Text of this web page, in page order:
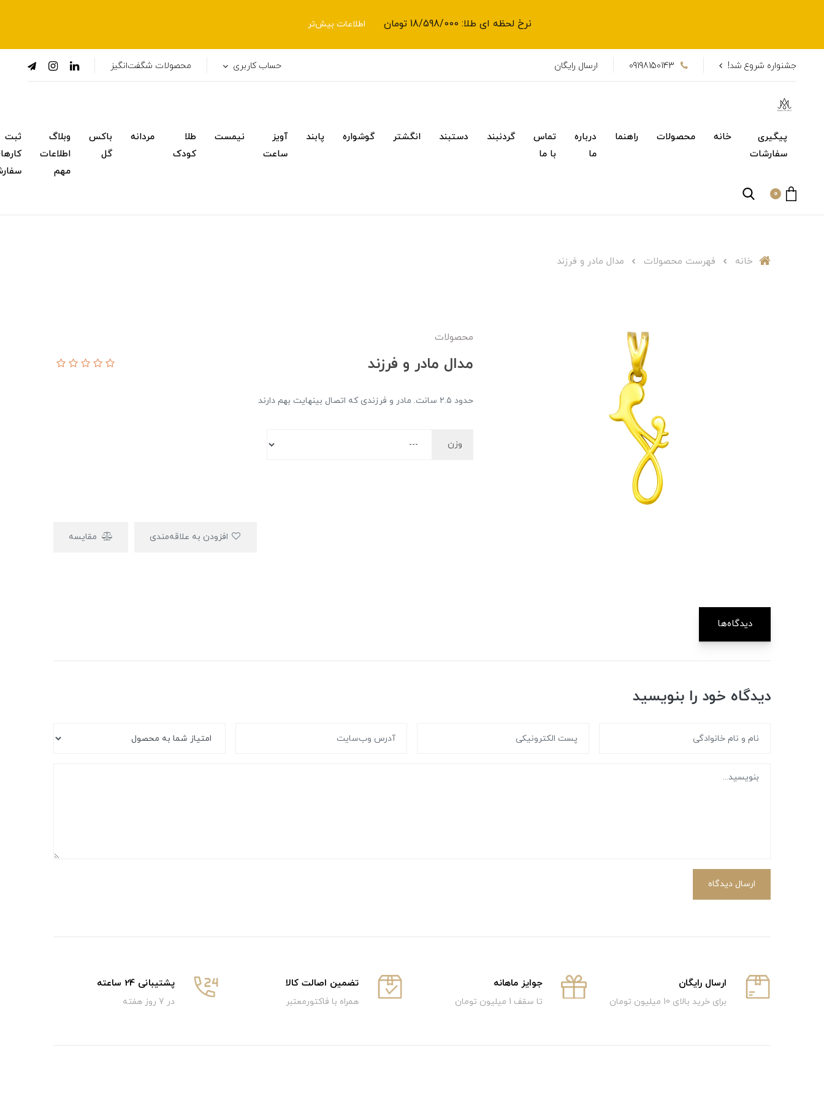
نرخ لحظه ای طلا: 18/598/000 تومان اطلاعات بیش‌تر
جشنواره شروع شد! 09198150143 ارسال رایگان حساب کاربری محصولات شگفت‌انگیز
پیگیری
سفارشات
خانه محصولات راهنما
درباره
ما
تماس
با ما
گردنبند دستبند انگشتر گوشواره پابند
آویز
ساعت
نیمست
طلا
کودک
مردانه
باکس
گل
وبلاگ
اطلاعات
مهم
ثبت
0
خانه فهرست محصولات مدال مادر و فرزند
محصولات
مدال مادر و فرزند
حدود ۲.۵ سانت. مادر و فرزندی که اتصال بینهایت بهم دارند
وزن
مقایسه
دیدگاه‌ها
دیدگاه خود را بنویسید
ارسال دیدگاه
ارسال رایگان
برای خرید بالای 10 میلیون تومان
جوایز ماهانه
تا سقف 1 میلیون تومان
تضمین اصالت کالا
همراه با فاکتورمعتبر
پشتیبانی 24 ساعته
در 7 روز هفته